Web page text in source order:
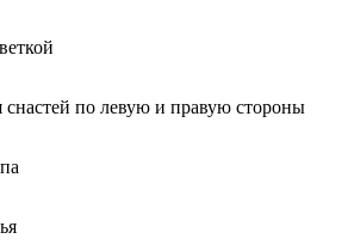
снастей по левую и правую стороны